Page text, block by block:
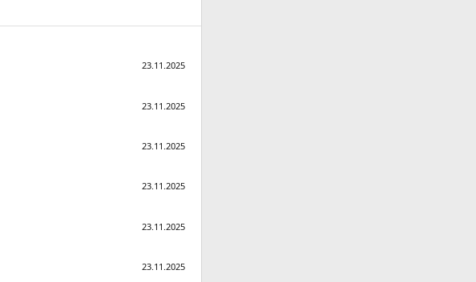
23.11.2025
23.11.2025
23.11.2025
23.11.2025
23.11.2025
23.11.2025